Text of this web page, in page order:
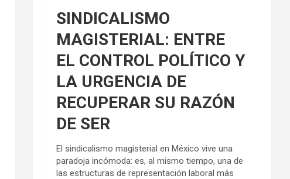
SINDICALISMO
MAGISTERIAL: ENTRE
EL CONTROL POLÍTICO Y
LA URGENCIA DE
RECUPERAR SU RAZÓN
DE SER
El sindicalismo magisterial en México vive una
paradoja incómoda: es, al mismo tiempo, una de
las estructuras de representación laboral más